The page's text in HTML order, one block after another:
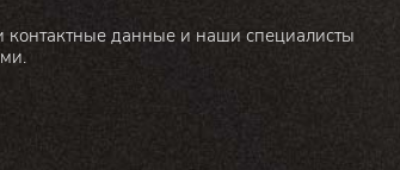
контактные данные и наши специалисты